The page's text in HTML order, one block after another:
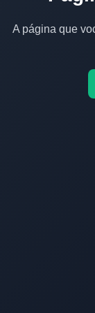
A página que